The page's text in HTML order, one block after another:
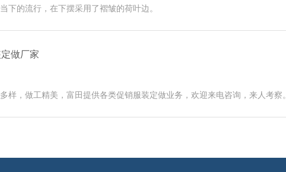
下的流行，在下摆采用了褶皱的荷叶边。
做厂家
样，做工精美，富田提供各类促销服装定做业务，欢迎来电咨询，来人考察。